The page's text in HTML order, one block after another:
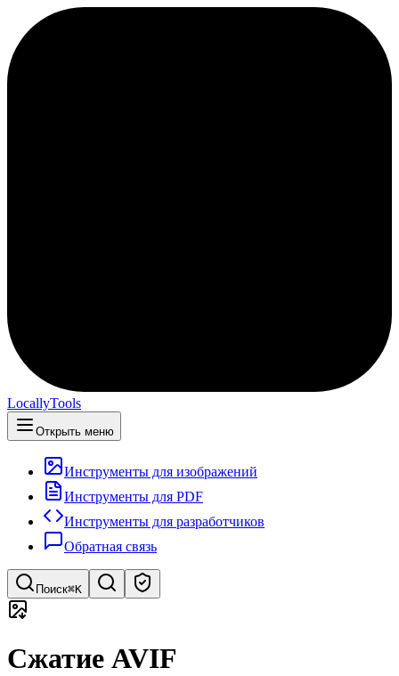
LocallyTools
Открыть меню
Инструменты для изображений
Инструменты для PDF
Инструменты для разработчиков
Обратная связь
Поиск⌘K
Поиск инструментов
Быстрый поиск инструментов
Сжатие AVIF